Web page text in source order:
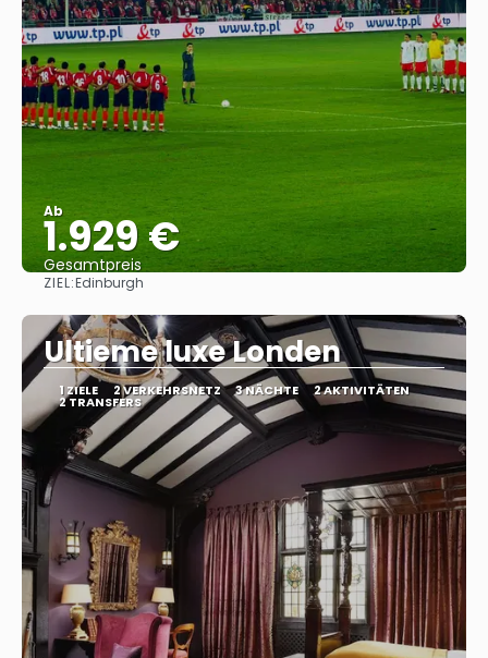
Ab
1.929 €
Gesamtpreis
ZIEL:Edinburgh
Ultieme luxe Londen
1 ZIELE 2 VERKEHRSNETZ 3 NÄCHTE 2 AKTIVITÄTEN
2 TRANSFERS